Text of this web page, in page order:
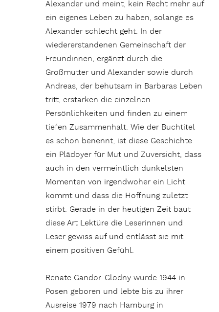
Alexander und meint, kein Recht mehr auf
ein eigenes Leben zu haben, solange es
Alexander schlecht geht. In der
wiedererstandenen Gemeinschaft der
Freundinnen, ergänzt durch die
Großmutter und Alexander sowie durch
Andreas, der behutsam in Barbaras Leben
tritt, erstarken die einzelnen
Persönlichkeiten und finden zu einem
tiefen Zusammenhalt. Wie der Buchtitel
es schon benennt, ist diese Geschichte
ein Plädoyer für Mut und Zuversicht, dass
auch in den vermeintlich dunkelsten
Momenten von irgendwoher ein Licht
kommt und dass die Hoffnung zuletzt
stirbt. Gerade in der heutigen Zeit baut
diese Art Lektüre die Leserinnen und
Leser gewiss auf und entlässt sie mit
einem positiven Gefühl.
Renate Gandor-Glodny wurde 1944 in
Posen geboren und lebte bis zu ihrer
Ausreise 1979 nach Hamburg in